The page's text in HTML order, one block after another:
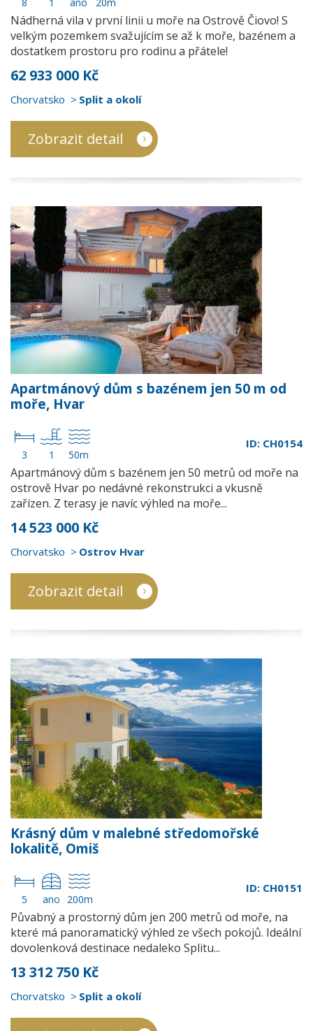
Nádherná vila v první linii u moře na Ostrově Čiovo! S
velkým pozemkem svažujícím se až k moře, bazénem a
dostatkem prostoru pro rodinu a přátele!
62 933 000 Kč
Chorvatsko Split a okolí
Zobrazit detail
Apartmánový dům s bazénem jen 50 m od
moře, Hvar
3 1 50m
ID: CH0154
Apartmánový dům s bazénem jen 50 metrů od moře na
ostrově Hvar po nedávné rekonstrukci a vkusně
zařízen. Z terasy je navíc výhled na moře...
14 523 000 Kč
Chorvatsko Ostrov Hvar
Zobrazit detail
Krásný dům v malebné středomořské
lokalitě, Omiš
5 ano 200m
ID: CH0151
Půvabný a prostorný dům jen 200 metrů od moře, na
které má panoramatický výhled ze všech pokojů. Ideální
dovolenková destinace nedaleko Splitu...
13 312 750 Kč
Chorvatsko Split a okolí